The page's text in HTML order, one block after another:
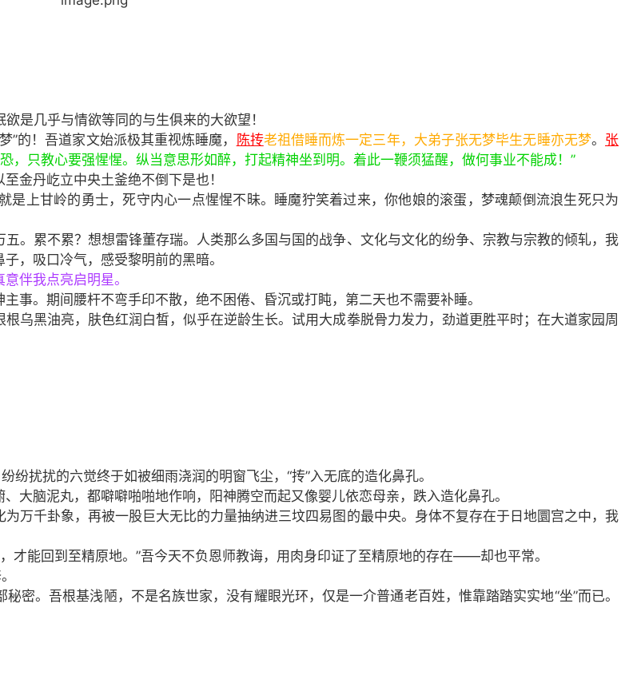
欲是几乎与情欲等同的与生俱来的大欲望！
的！吾道家文始派极其重视炼睡魔，
陈抟老祖借睡而炼一定三年，大弟子张无梦毕生无睡亦无梦。 张
，只教心要强惺惺。纵当意思形如醉，打起精神坐到明。着此一鞭须猛醒，做何事业不能成！”
金丹屹立中央土釜绝不倒下是也！
上甘岭的勇士，死守内心一点惺惺不昧。睡魔狞笑着过来，你他娘的滚蛋，梦魂颠倒流浪生死只为
。累不累？想想雷锋董存瑞。人类那么多国与国的战争、文化与文化的纷争、宗教与宗教的倾轧，我
，吸口冷气，感受黎明前的黑暗。
伴我点亮启明星。
事。期间腰杆不弯手印不散，绝不困倦、昏沉或打盹，第二天也不需要补睡。
乌黑油亮，肤色红润白皙，似乎在逆龄生长。试用大成拳脱骨力发力，劲道更胜平时；在大道家园周
扰扰的六觉终于如被细雨浇润的明窗飞尘，“抟”入无底的造化鼻孔。
大脑泥丸，都噼噼啪啪地作响，阳神腾空而起又像婴儿依恋母亲，跌入造化鼻孔。
万千卦象，再被一股巨大无比的力量抽纳进三坟四易图的最中央。身体不复存在于日地圜宫之中，我
才能回到至精原地。”吾今天不负恩师教诲，用肉身印证了至精原地的存在——却也平常。
密。吾根基浅陋，不是名族世家，没有耀眼光环，仅是一介普通老百姓，惟靠踏踏实实地“坐”而已。